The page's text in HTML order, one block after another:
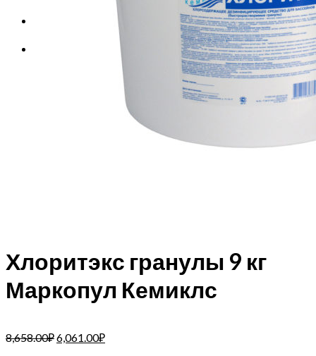
Хлоритэкс гранулы 9 кг
Маркопул Кемиклс
8,658.00₽6,061.00₽